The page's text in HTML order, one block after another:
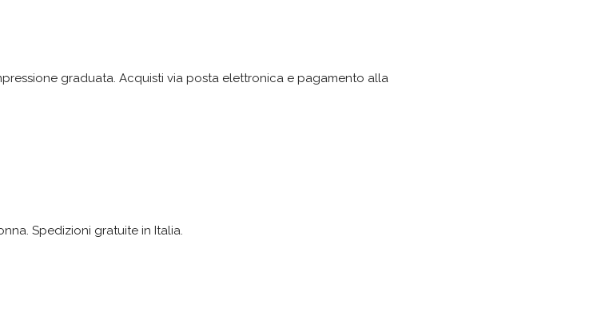
graduata. Acquisti via posta elettronica e pagamento alla
Spedizioni gratuite in Italia.